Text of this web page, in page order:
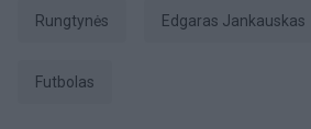
rungtynės Edgaras Jankauskas
Futbolas